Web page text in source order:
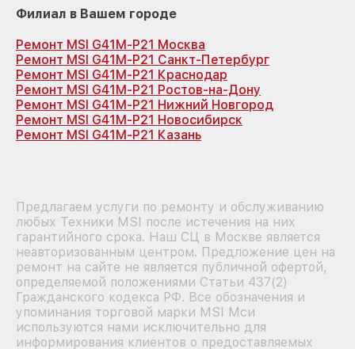
Филиал в Вашем городе
Ремонт MSI G41M-P21 Москва
Ремонт MSI G41M-P21 Санкт-Петербург
Ремонт MSI G41M-P21 Краснодар
Ремонт MSI G41M-P21 Ростов-на-Дону
Ремонт MSI G41M-P21 Нижний Новгород
Ремонт MSI G41M-P21 Новосибирск
Ремонт MSI G41M-P21 Казань
Предлагаем услуги по ремонту и обслуживанию
любых Техники MSI после истечения на них
гарантийного срока. Наш СЦ в Москве является
неавторизованным центром. Предложение цен на
ремонт на сайте не является публичной офертой,
определяемой положениями Статьи 437(2)
Гражданского кодекса РФ. Все обозначения и
упоминания торговой марки MSI Мси
используются нами исключительно для
информирования клиентов о предоставляемых